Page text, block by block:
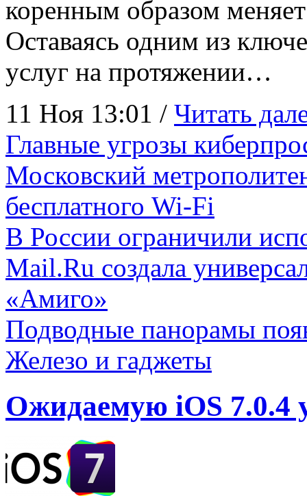
коренным образом
Оставаясь одним из
услуг на протяжении…
11 Ноя 13:01 / Читать
Главные угрозы
Московский
бесплатного Wi-Fi
В России ограничили
Mail.Ru создала
«Амиго»
Подводные панорамы
Железо и гаджеты
Ожидаемую iOS 7.0.4